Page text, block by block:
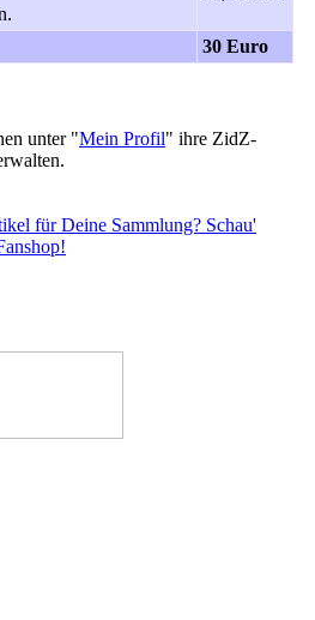
30 Euro
unter "Mein Profil" ihre ZidZ-
für Deine Sammlung? Schau'